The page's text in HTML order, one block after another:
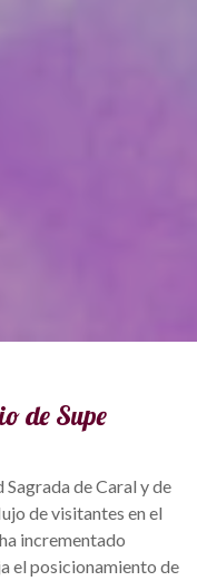
de Supe
Sagrada de Caral y de
de visitantes en el
incrementado
el posicionamiento de